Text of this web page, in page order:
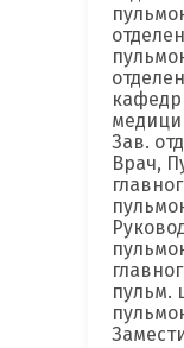
Зав.
Врач,
пульм.